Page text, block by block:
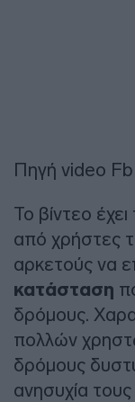
Πηγή video
Το βίντεο
από χρήστες
αρκετούς να
κατάσταση
δρόμους.
πολλών
δρόμους
ανησυχία